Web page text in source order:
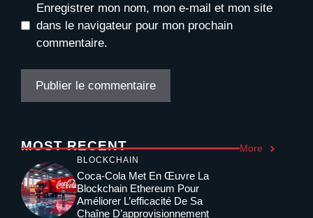
Enregistrer mon nom, mon e-mail et mon site
dans le navigateur pour mon prochain
commentaire.
MOST RECENT More
BLOCKCHAIN
Coca-Cola Met En Œuvre La
Blockchain Ethereum Pour
Améliorer L’efficacité De Sa
Chaîne D’approvisionnement